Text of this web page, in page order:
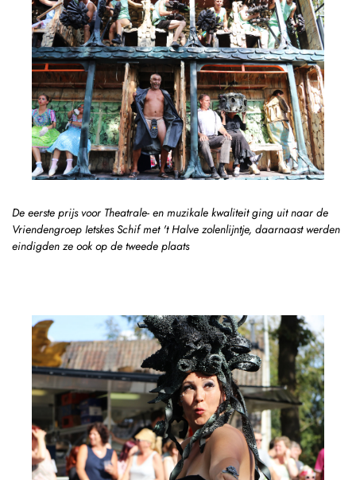
De eerste prijs voor Theatrale- en muzikale kwaliteit ging uit naar de
Vriendengroep Ietskes Schif met 't Halve zolenlijntje, daarnaast werden
eindigden ze ook op de tweede plaats